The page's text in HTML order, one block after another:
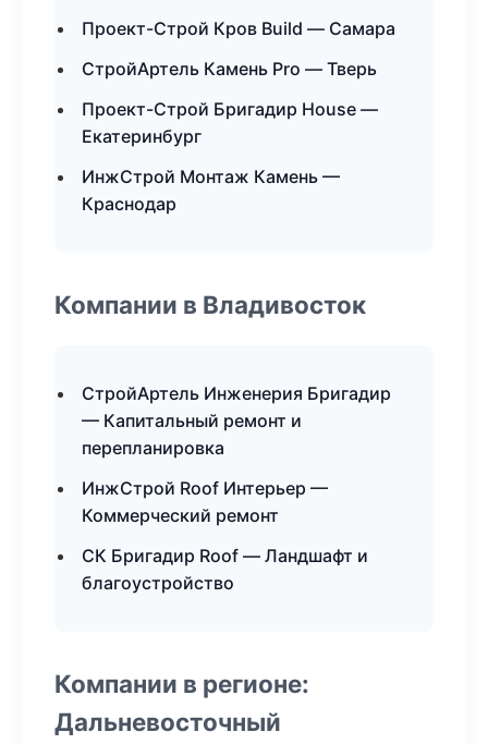
Проект-Строй Кров Build — Самара
СтройАртель Камень Pro — Тверь
Проект-Строй Бригадир House —
Екатеринбург
ИнжСтрой Монтаж Камень —
Краснодар
Компании в Владивосток
СтройАртель Инженерия Бригадир
— Капитальный ремонт и
перепланировка
ИнжСтрой Roof Интерьер —
Коммерческий ремонт
СК Бригадир Roof — Ландшафт и
благоустройство
Компании в регионе:
Дальневосточный